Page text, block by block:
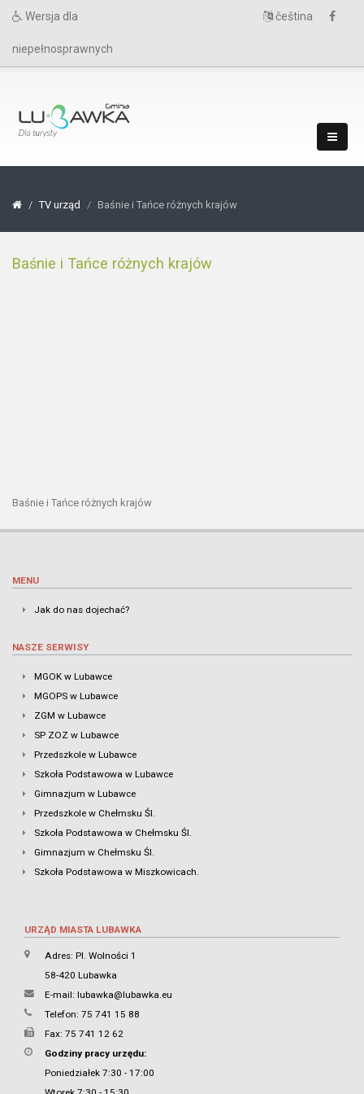
Wersja dla
niepełnosprawnych
čeština
TV urząd Baśnie i Tańce różnych krajów
Baśnie i Tańce różnych krajów
Baśnie i Tańce różnych krajów
MENU
Jak do nas dojechać?
NASZE SERWISY
MGOK w Lubawce
MGOPS w Lubawce
ZGM w Lubawce
SP ZOZ w Lubawce
Przedszkole w Lubawce
Szkoła Podstawowa w Lubawce
Gimnazjum w Lubawce
Przedszkole w Chełmsku Śl.
Szkoła Podstawowa w Chełmsku Śl.
Gimnazjum w Chełmsku Śl.
Szkoła Podstawowa w Miszkowicach.
URZĄD MIASTA LUBAWKA
Adres: Pl. Wolności 1
58-420 Lubawka
E-mail: lubawka@lubawka.eu
Telefon: 75 741 15 88
Fax: 75 741 12 62
Godziny pracy urzędu:
Poniedziałek 7:30 - 17:00